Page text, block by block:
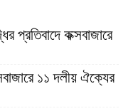
প্রতিবাদে কক্সবাজারে
১১ দলীয় ঐক্যের